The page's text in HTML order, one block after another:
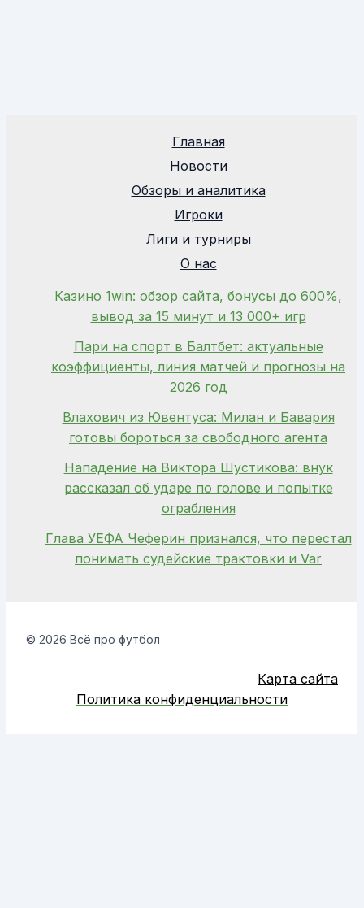
Главная
Новости
Обзоры и аналитика
Игроки
Лиги и турниры
О нас
Казино 1win: обзор сайта, бонусы до 600%,
вывод за 15 минут и 13 000+ игр
Пари на спорт в Балтбет: актуальные
коэффициенты, линия матчей и прогнозы на
2026 год
Влахович из Ювентуса: Милан и Бавария
готовы бороться за свободного агента
Нападение на Виктора Шустикова: внук
рассказал об ударе по голове и попытке
ограбления
Глава УЕФА Чеферин признался, что перестал
понимать судейские трактовки и Var
© 2026 Всё про футбол
Карта сайта
Политика конфиденциальности